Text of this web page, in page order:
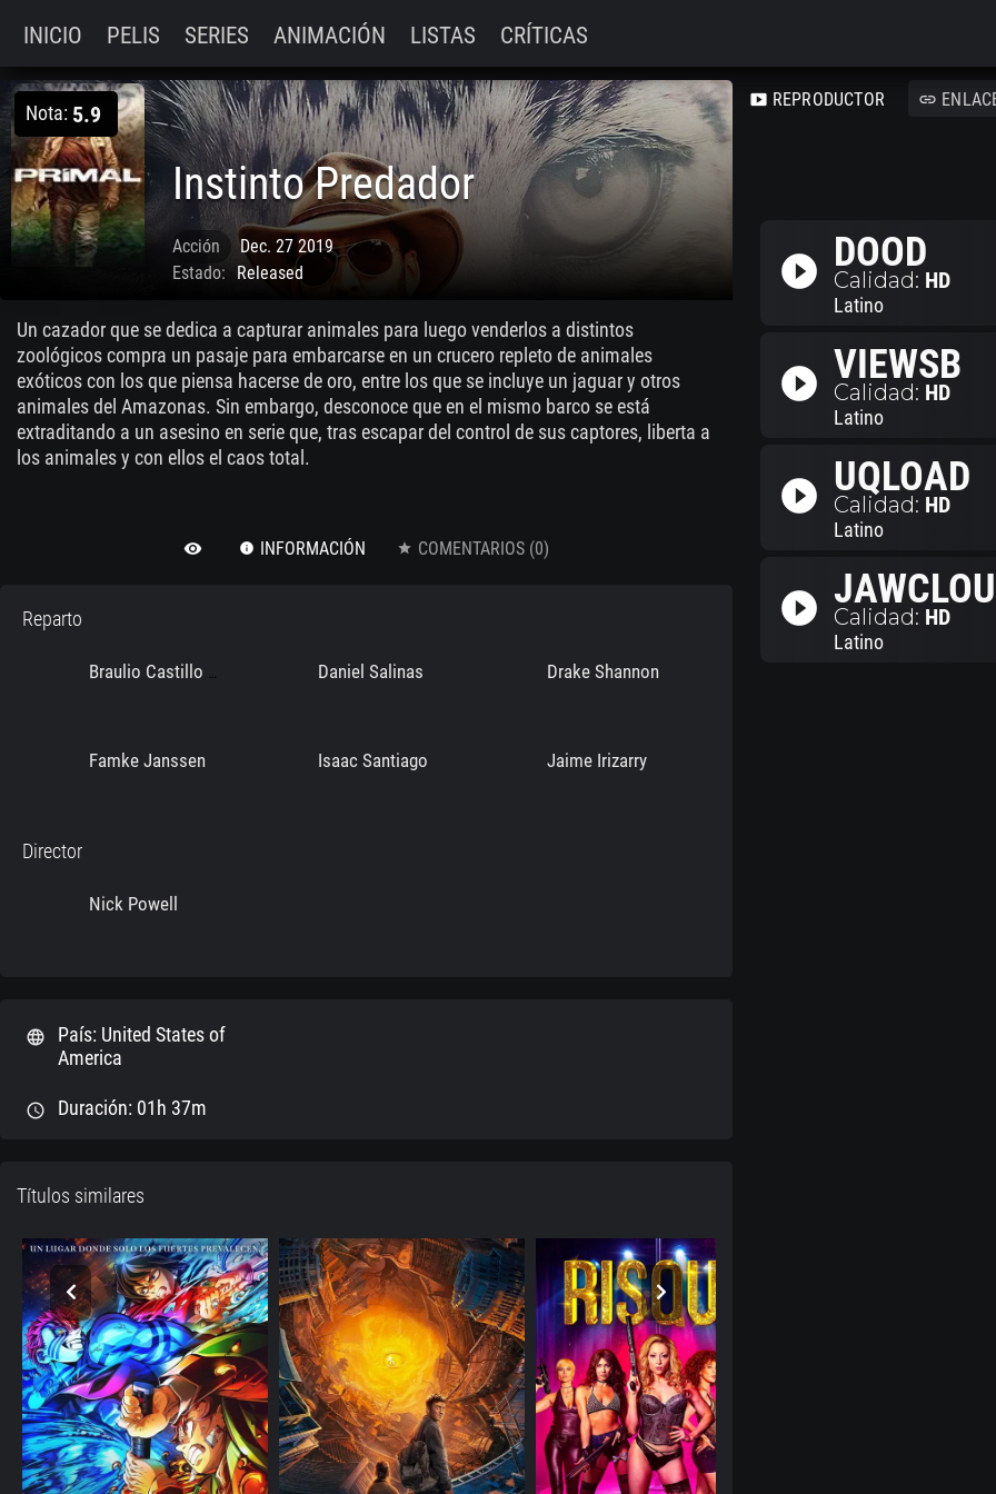
INICIO PELIS SERIES ANIMACIÓN LISTAS CRÍTICAS
Nota: 5.9
Instinto Predador
Acción
Dec. 27 2019
Estado:
Released
Un cazador que se dedica a capturar animales para luego venderlos a distintos
zoológicos compra un pasaje para embarcarse en un crucero repleto de animales
exóticos con los que piensa hacerse de oro, entre los que se incluye un jaguar y otros
animales del Amazonas. Sin embargo, desconoce que en el mismo barco se está
extraditando a un asesino en serie que, tras escapar del control de sus captores, liberta a
los animales y con ellos el caos total.
remove_red_eye info INFORMACIÓN star COMENTARIOS (0)
Reparto
Daniel Salinas Drake Shannon
Famke Janssen Isaac Santiago Jaime Irizarry
Director
Nick Powell
language
País: United States of
America
schedule Duración: 01h 37m
Títulos similares
smart_display REPRODUCTOR link
play_circle_filled DOOD
Calidad: HD
Latino
play_circle_filled VIEWSB
Calidad: HD
Latino
play_circle_filled UQLOAD
Calidad: HD
Latino
play_circle_filled Calidad: HD
Latino